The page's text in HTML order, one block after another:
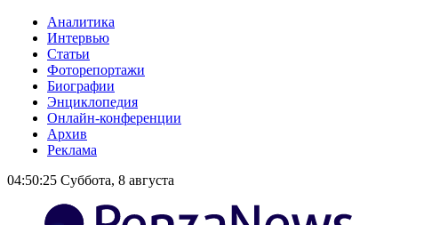
Аналитика
Интервью
Статьи
Фоторепортажи
Биографии
Энциклопедия
Онлайн-конференции
Архив
Реклама
04:50:26 Суббота, 8 августа